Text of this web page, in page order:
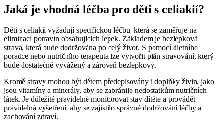
Jaká je‌ vhodná ‌léčba pro děti s celiakií?
Děti s celiakií vyžadují specifickou léčbu, která se ⁢zaměřuje na
‍eliminaci potravin‌ obsahujících lepek.⁣ Základem je bezlepková
‍strava, která bude dodržována ‍po celý život. ​S pomocí dietního
poradce‍ nebo ‍nutričního terapeuta lze vytvořit ​plán⁤ stravování, ‌který
bude dostatečně vyvážený a zároveň‌ bezlepkový.
Kromě stravy ⁤mohou být dětem předepisovány⁣ i doplňky živin, ⁣jako
​jsou ⁤vitamíny a minerály, aby se zabránilo nedostatkům nutričních
látek. Je důležité​ pravidelně monitorovat stav⁣ dítěte ⁤a provádět
pravidelná vyšetření, aby ⁣se zajistilo správné⁢ dodržování léčby a
zachování zdraví.